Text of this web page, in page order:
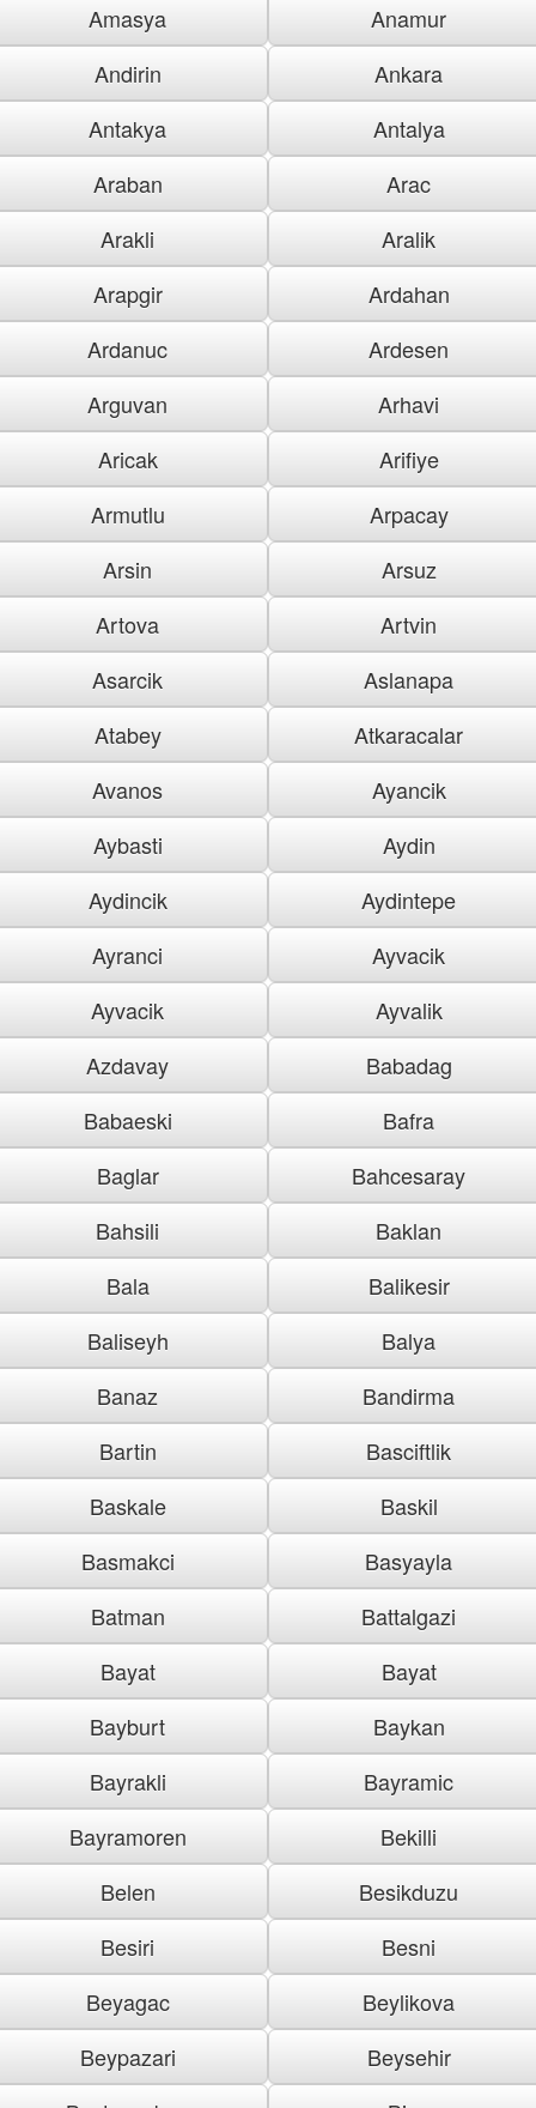
Amasya
Anamur
Andirin
Ankara
Antakya
Antalya
Araban
Arac
Arakli
Aralik
Arapgir
Ardahan
Ardanuc
Ardesen
Arguvan
Arhavi
Aricak
Arifiye
Armutlu
Arpacay
Arsin
Arsuz
Artova
Artvin
Asarcik
Aslanapa
Atabey
Atkaracalar
Avanos
Ayancik
Aybasti
Aydin
Aydincik
Aydintepe
Ayranci
Ayvacik
Ayvacik
Ayvalik
Azdavay
Babadag
Babaeski
Bafra
Baglar
Bahcesaray
Bahsili
Baklan
Bala
Balikesir
Baliseyh
Balya
Banaz
Bandirma
Bartin
Basciftlik
Baskale
Baskil
Basmakci
Basyayla
Batman
Battalgazi
Bayat
Bayat
Bayburt
Baykan
Bayrakli
Bayramic
Bayramoren
Bekilli
Belen
Besikduzu
Besiri
Besni
Beyagac
Beylikova
Beypazari
Beysehir